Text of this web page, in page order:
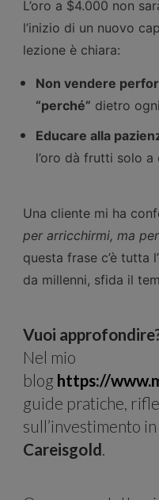
L’oro a $4.000 non
l’inizio di un nuovo
lezione è chiara:
Non vendere
“perché” dietro
Educare alla
l’oro dà frutti solo a
Una cliente mi ha
per arricchirmi, ma
questa frase c’è tutta
da millenni, sfida il
Vuoi
Nel mio
blog https://
guide pratiche,
sull’investimento
Careisgold.
il